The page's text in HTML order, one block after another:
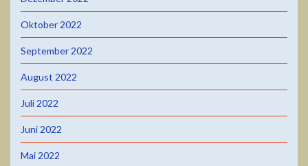
Oktober 2022
September 2022
August 2022
Juli 2022
Juni 2022
Mai 2022